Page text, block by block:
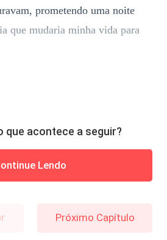
prometendo uma noite
que mudaria minha vida para
que acontece a seguir?
Lendo
Próximo Capítulo